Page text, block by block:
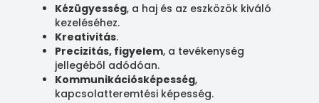
Kézügyesség, a haj és az eszközök kiváló
kezeléséhez.
Kreativitás.
Precizitás, figyelem, a tevékenység
jellegéből adódóan.
Kommunikációsképesség,
kapcsolatteremtési képesség.